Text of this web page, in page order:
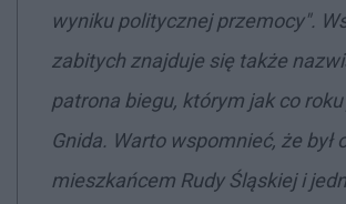
wyniku politycznej przemocy".
zabitych znajduje się także
patrona biegu, którym jak co
Gnida. Warto wspomnieć, że był
mieszkańcem Rudy Śląskiej i